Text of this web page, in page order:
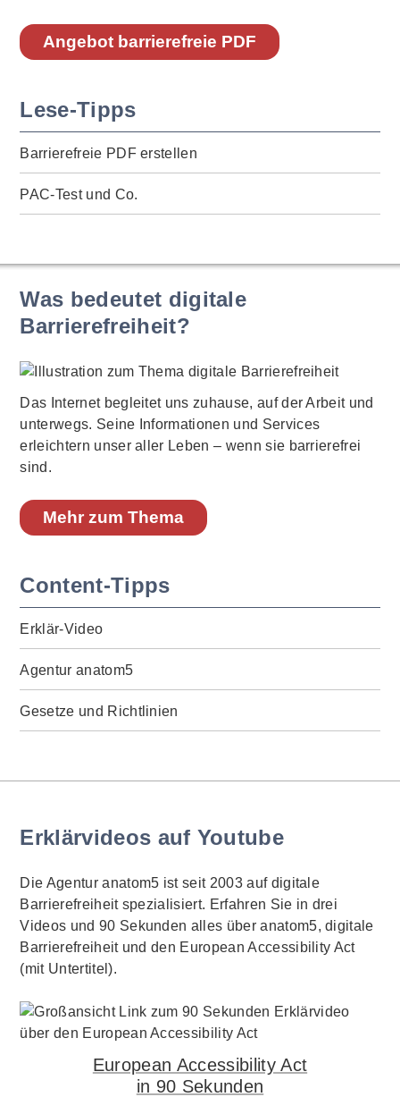
Angebot barrierefreie PDF
Lese-Tipps
Barrierefreie PDF erstellen
PAC-Test und Co.
Was bedeutet digitale
Barrierefreiheit?
Das Internet begleitet uns zuhause, auf der Arbeit und
unterwegs. Seine Informationen und Services
erleichtern unser aller Leben – wenn sie barrierefrei
sind.
Mehr zum Thema
Content-Tipps
Erklär-Video
Agentur anatom5
Gesetze und Richtlinien
Erklärvideos auf Youtube
Die Agentur anatom5 ist seit 2003 auf digitale
Barrierefreiheit spezialisiert. Erfahren Sie in drei
Videos und 90 Sekunden alles über anatom5, digitale
Barrierefreiheit und den European Accessibility Act
(mit Untertitel).
European Accessibility Act
in 90 Sekunden